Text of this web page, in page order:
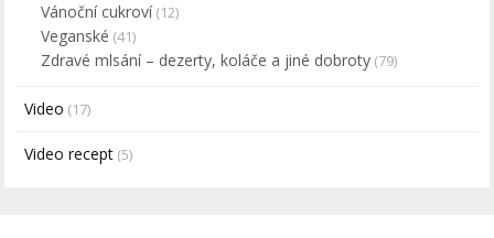
Vánoční cukroví(12)
Veganské (41)
Zdravé mlsání – dezerty, koláče a jiné dobroty (79)
Video (17)
Video recept (5)